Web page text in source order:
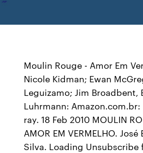
Moulin Rouge - Amor Em
Nicole Kidman; Ewan
Leguizamo; Jim Broadbent,
Luhrmann: Amazon.com.br:
ray. 18 Feb 2010 MOULIN
AMOR EM VERMELHO. José
Silva. Loading Unsubscribe